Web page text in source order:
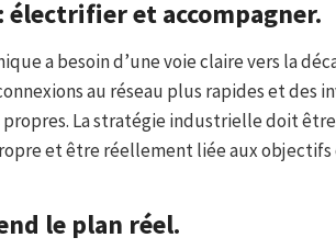
électrifier et accompagner.
a besoin d’une voie claire vers la
au réseau plus rapides et des
La stratégie industrielle doit être
et être réellement liée aux objectifs
le plan réel.